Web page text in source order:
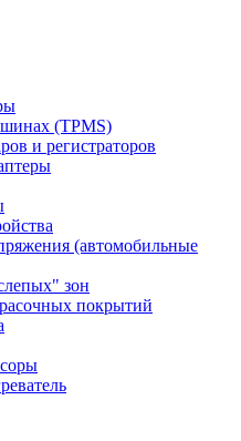
(TPMS)
и регистраторов
(автомобильные
зон
покрытий